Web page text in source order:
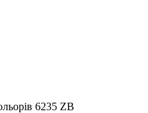
6235 ZB